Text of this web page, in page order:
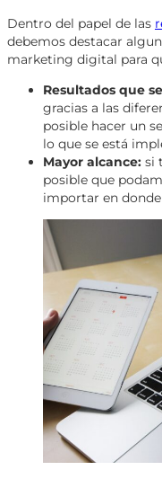
Dentro del papel de las
debemos destacar
marketing digital para
Resultados que
gracias a las
posible hacer un
lo que se está
Mayor alcance: si
posible que
importar en